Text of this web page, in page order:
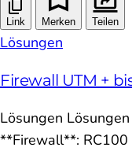
Link Merken Teilen
Lösungen
Firewall UTM +
Lösungen Lösungen
**Firewall**: RC100